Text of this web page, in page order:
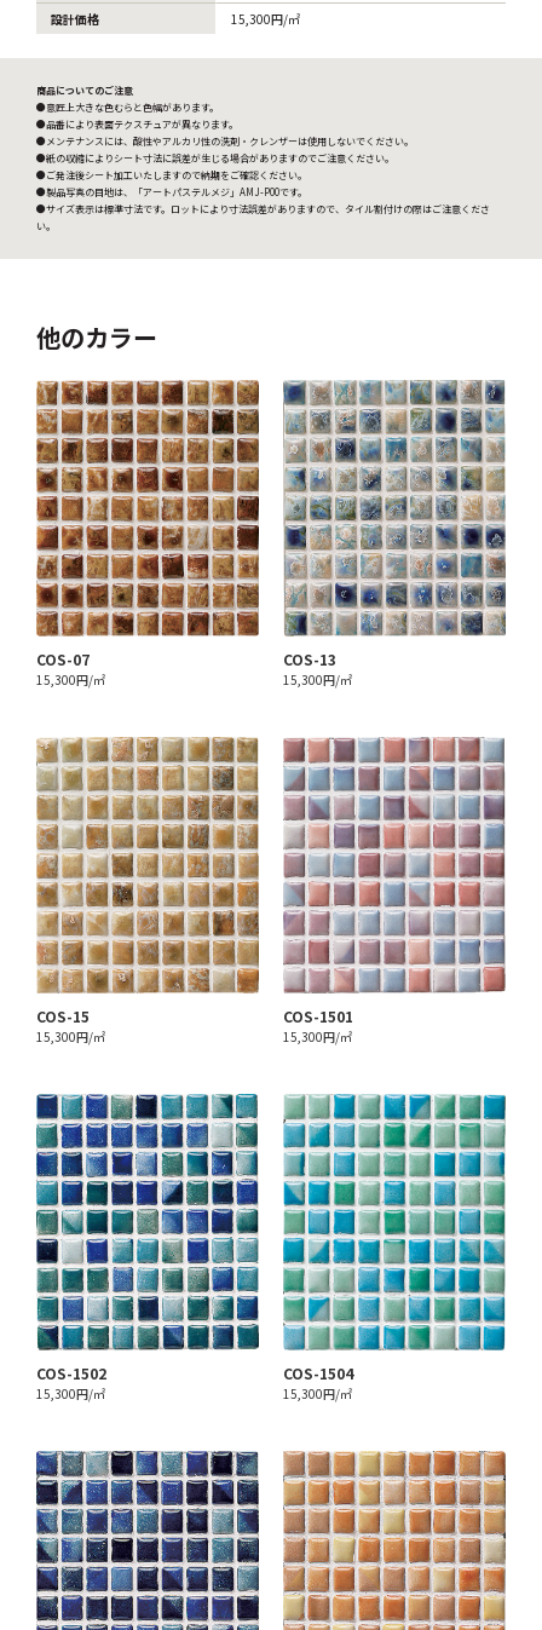
設計価格
15,300円/㎡
商品についてのご注意
●意匠上大きな色むらと色幅があります。
●品番により表面テクスチュアが異なります。
●メンテナンスには、酸性やアルカリ性の洗剤・クレンザーは使用しないでください。
●紙の収縮によりシート寸法に誤差が生じる場合がありますのでご注意ください。
●ご発注後シート加工いたしますので納期をご確認ください。
●製品写真の目地は、「アートパステルメジ」AMJ-P00です。
●サイズ表示は標準寸法です。ロットにより寸法誤差がありますので、タイル割付けの際はご注意くださ
い。
他のカラー
COS-07
15,300円/㎡
COS-13
15,300円/㎡
COS-15
15,300円/㎡
COS-1501
15,300円/㎡
COS-1502
15,300円/㎡
COS-1504
15,300円/㎡